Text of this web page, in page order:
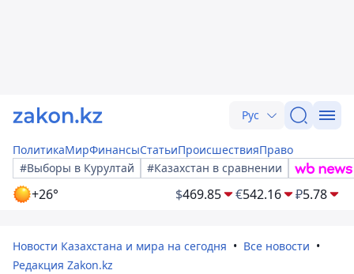
Рус
ПолитикаМирФинансыСтатьиПроисшествияПраво
#Выборы в Курултай
#Казахстан в сравнении
+26° $469.85 €542.16 ₽5.78
Новости Казахстана и мира на сегодня
Все новости
Редакция Zakon.kz